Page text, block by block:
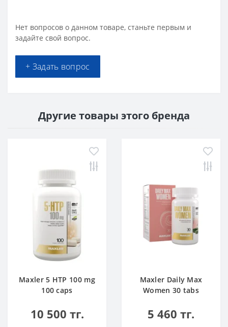
Нет вопросов о данном товаре, станьте первым и
задайте свой вопрос.
+ Задать вопрос
Другие товары этого бренда
Maxler 5 HTP 100 mg
100 caps
10 500 тг.
Maxler Daily Max
Women 30 tabs
5 460 тг.